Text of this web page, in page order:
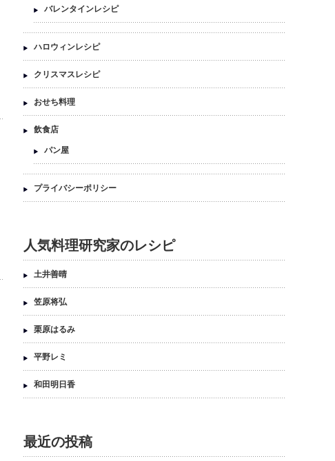
バレンタインレシピ
ハロウィンレシピ
クリスマスレシピ
おせち料理
飲食店
パン屋
プライバシーポリシー
人気料理研究家のレシピ
土井善晴
笠原将弘
栗原はるみ
平野レミ
和田明日香
最近の投稿